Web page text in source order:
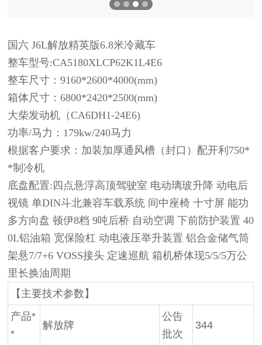
国六 J6L解放精英版6.8米冷藏车
整车型号:CA5180XLCP62K1L4E6
整车尺寸：9160*2600*4000(mm)
箱体尺寸：6800*2420*2500(mm)
大柴发动机（CA6DH1-24E6)
功率/马力：179kw/240马力
根据客户要求：加装加厚通风槽（封口）配开利750*
*制冷机
底盘配置:四点悬浮高顶驾驶室 电动璃玻‬‬升降 动电‬‬后
视镜 单DIN斗北‬‬兼容车载系统 间中‬‬座椅 十寸屏 能功
多‬‬方向盘 顿伊‬‬8档 9吨后桥 自动空调 下前‬‬防护装置 40
0L铝油箱 宽保险杠 动电‬‬液压举升装置 铝合金储气筒
架悬‬‬7/7+6 VOSS接头 定速巡航 箱机‬‬桥体现5/5/5万公
里长换油周期
【主要技术参数】
产品*
*
解放牌
公告
批次
344